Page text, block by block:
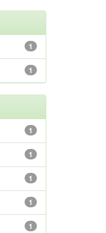
1
1
1
1
1
1
1